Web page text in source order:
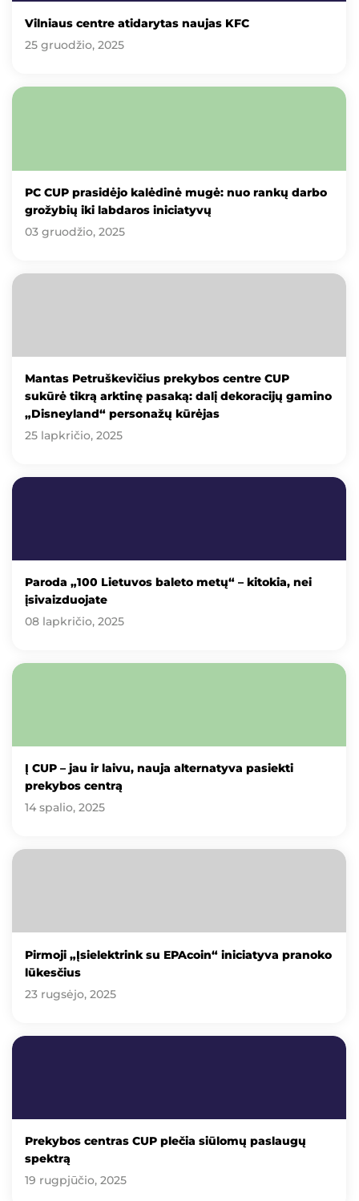
Vilniaus centre atidarytas naujas KFC
25 gruodžio, 2025
PC CUP prasidėjo kalėdinė mugė: nuo rankų darbo
grožybių iki labdaros iniciatyvų
03 gruodžio, 2025
Mantas Petruškevičius prekybos centre CUP
sukūrė tikrą arktinę pasaką: dalį dekoracijų gamino
„Disneyland“ personažų kūrėjas
25 lapkričio, 2025
Paroda „100 Lietuvos baleto metų“ – kitokia, nei
įsivaizduojate
08 lapkričio, 2025
Į CUP – jau ir laivu, nauja alternatyva pasiekti
prekybos centrą
14 spalio, 2025
Pirmoji „Įsielektrink su EPAcoin“ iniciatyva pranoko
lūkesčius
23 rugsėjo, 2025
Prekybos centras CUP plečia siūlomų paslaugų
spektrą
19 rugpjūčio, 2025